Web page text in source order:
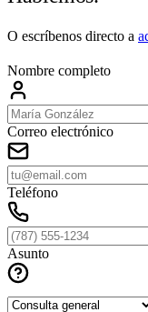
O escríbenos directo a
Nombre completo
Correo electrónico
Teléfono
Asunto